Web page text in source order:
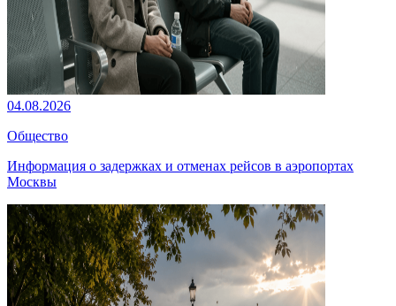
04.08.2026
Общество
Информация о задержках и отменах рейсов в аэропортах
Москвы